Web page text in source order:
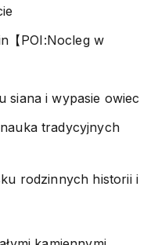
【POI:Nocleg w
siana i wypasie owiec
tradycyjnych
rodzinnych historii i